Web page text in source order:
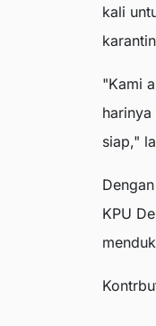
kali
"Kami
siap,"
KPU